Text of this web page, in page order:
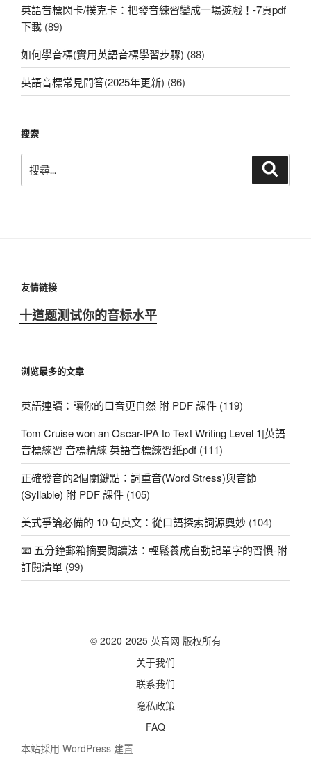
英語音標閃卡/撲克卡：把發音練習變成一場遊戲！-7頁pdf
下載 (89)
如何學音標(實用英語音標學習步驟) (88)
英語音標常見問答(2025年更新) (86)
搜索
尋
友情链接
十道题测试你的音标水平
浏览最多的文章
英語連讀：讓你的口音更自然 附 PDF 課件 (119)
Tom Cruise won an Oscar-IPA to Text Writing Level 1|英語
音標練習 音標精練 英語音標練習紙pdf (111)
正確發音的2個關鍵點：詞重音(Word Stress)與音節
(Syllable) 附 PDF 課件 (105)
美式爭論必備的 10 句英文：從口語探索詞源奧妙 (104)
📧 五分鐘郵箱摘要閱讀法：輕鬆養成自動記單字的習慣-附
訂閱清單 (99)
© 2020-2025 英音网 版权所有
关于我们
联系我们
隐私政策
FAQ
本站採用 WordPress 建置